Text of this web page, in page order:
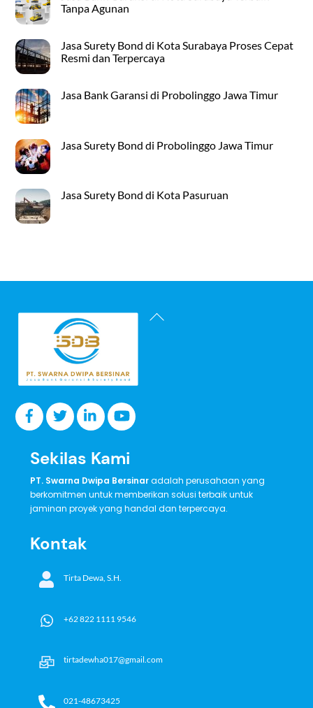
Tanpa Agunan
Jasa Surety Bond di Kota Surabaya Proses Cepat
Resmi dan Terpercaya
Jasa Bank Garansi di Probolinggo Jawa Timur
Jasa Surety Bond di Probolinggo Jawa Timur
Jasa Surety Bond di Kota Pasuruan
Back
Sekilas Kami
PT. Swarna Dwipa Bersinaradalah perusahaan yang
berkomitmen untuk memberikan solusi terbaik untuk
jaminan proyek yang handal dan terpercaya.
Kontak
Tirta Dewa, S.H.
+62 822 1111 9546
tirtadewha017@gmail.com
021-48673425